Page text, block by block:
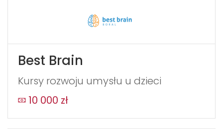
Best Brain
Kursy rozwoju umysłu u dzieci
10 000 zł